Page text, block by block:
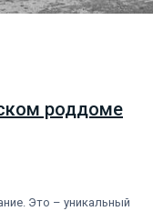
роддоме
Это – уникальный